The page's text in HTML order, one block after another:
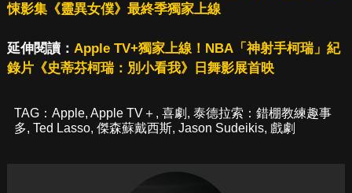
悚影集《靈異女僕》最終季獨家上線
延伸閱讀： Apple TV+獨家上線！NBA「神射手柯瑞」紀
錄片《史蒂芬柯瑞：別小看我》日舞影展首映
TAG： Apple, Apple TV＋ , 喜劇 , 泰德拉索：錯棚教練趣事
多, Ted Lasso, 傑森蘇戴西斯, Jason Sudeikis, 戲劇